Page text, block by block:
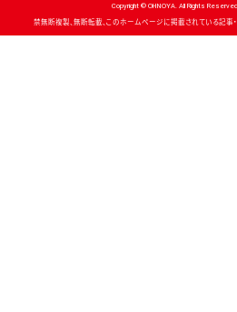
Copyright © OHNOYA. All Rights
禁無断複製、無断転載、このホームページに掲載されている記事